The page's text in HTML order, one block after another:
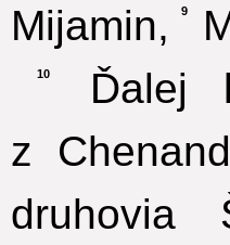
Mijamin,
9
10
Ďalej
z
druhovia